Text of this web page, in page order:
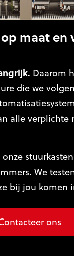
maat en
Daarom
die we
alle verplichte
We
bij jou komen
ons